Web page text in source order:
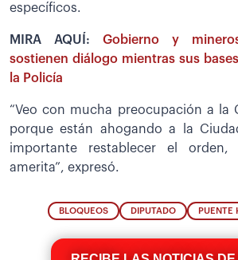
específicos.
MIRA AQUÍ: Gobierno y
sostienen diálogo mientras sus
la Policía
“Veo con mucha preocupación a la
porque están ahogando a la
importante restablecer el
amerita”, expresó.
BLOQUEOS DIPUTADO PUENTE